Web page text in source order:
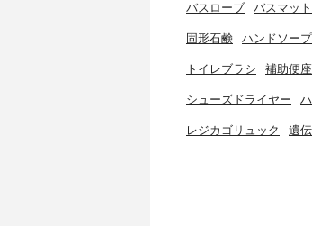
バスローブ バスマット
固形石鹸 ハンドソープ
トイレブラシ 補助便座
シューズドライヤー
レジカゴリュック 遺